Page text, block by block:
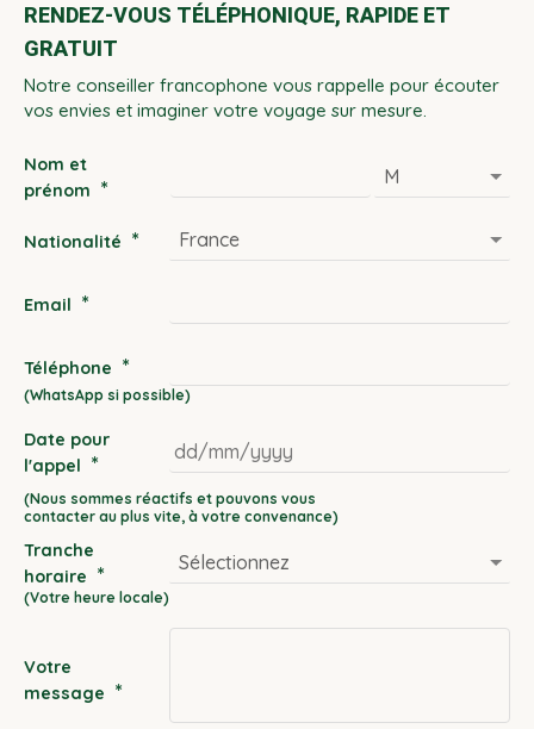
RENDEZ-VOUS TÉLÉPHONIQUE, RAPIDE ET
GRATUIT
Notre conseiller francophone vous rappelle pour écouter
vos envies et imaginer votre voyage sur mesure.
Nom et
prénom *
Nationalité *
Email *
Téléphone *
Date pour
l'appel *
DD
slash
MM
slash
Tranche
horaire *
Votre
message *